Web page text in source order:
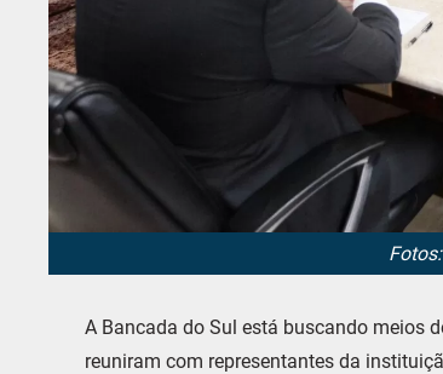
A Bancada do Sul está buscando meios
reuniram com representantes da